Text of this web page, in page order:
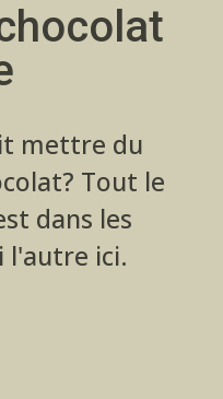
mettre du
Tout le
dans les
l'autre ici.